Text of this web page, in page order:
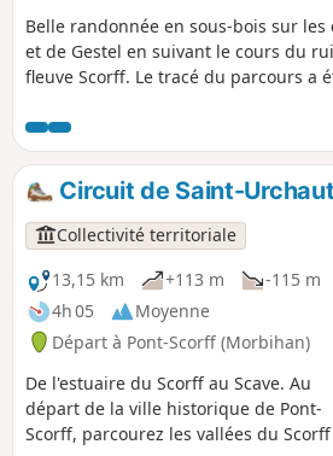
Belle randonnée en sous-bois sur les
et de Gestel en suivant le cours du
fleuve Scorff. Le tracé du parcours a
climatiques (fond des vallons
d'effectuer cette randonnée lorsque
dans le fleuve Scorff (beauté des
grandes marées avec un coefficient >
Circuit de Saint-
Collectivité territoriale
13,15 km
+113 m
-115 m
4h 05
Moyenne
Départ à Pont-Scorff (Morbihan)
De l'estuaire du Scorff au Scave. Au
départ de la ville historique de Pont-
Scorff, parcourez les vallées du Scorff